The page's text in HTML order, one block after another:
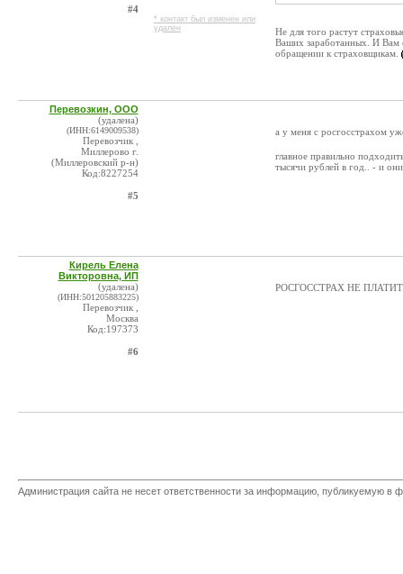
#4
* контакт был изменен или
удален
Не для того растут
Ваших заработанных. И Вам
обращении к страховщикам.
Перевозкин, ООО
(удалена)
(ИНН:6149009538)
Перевозчик ,
Миллерово г.
(Миллеровский р-н)
Код:8227254
#5
а у меня с росгосстрахом
главное правильно
тысячи рублей в год.. - и
Кирель Елена
Викторовна, ИП
(удалена)
(ИНН:501205883225)
Перевозчик ,
Москва
Код:197373
#6
РОСГОССТРАХ НЕ
Администрация сайта не несет ответственности за информацию, публикуемую